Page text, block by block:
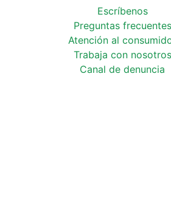
Escríbenos
Preguntas frecuentes
Atención al
Trabaja con nosotros
Canal de denuncia